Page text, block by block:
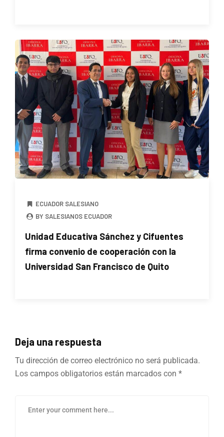
ECUADOR SALESIANO
BY SALESIANOS ECUADOR
Unidad Educativa Sánchez y Cifuentes
firma convenio de cooperación con la
Universidad San Francisco de Quito
Deja una respuesta
Tu dirección de correo electrónico no será publicada.
Los campos obligatorios están marcados con *